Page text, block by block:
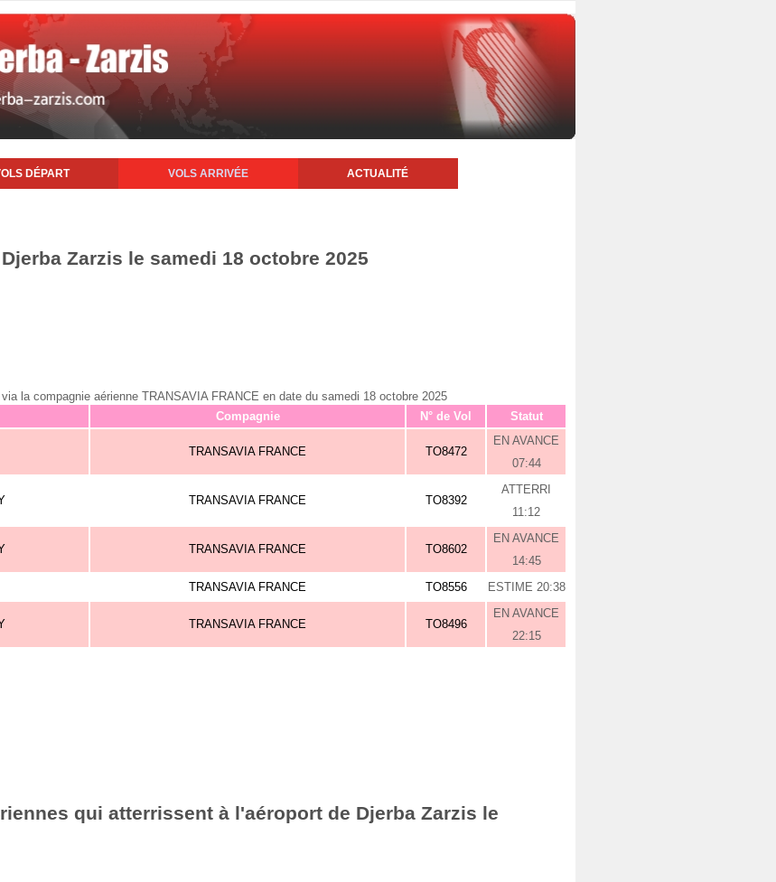
DÉPART VOLS ARRIVÉE ACTUALITÉ
Zarzis le samedi 18 octobre 2025
la compagnie aérienne TRANSAVIA FRANCE en date du samedi 18 octobre 2025
Compagnie N° de Vol Statut
TRANSAVIA FRANCE TO8472
EN AVANCE
07:44
TRANSAVIA FRANCE TO8392
ATTERRI
11:12
TRANSAVIA FRANCE TO8602
EN AVANCE
14:45
TRANSAVIA FRANCE TO8556 ESTIME 20:38
TRANSAVIA FRANCE TO8496
EN AVANCE
22:15
qui atterrissent à l'aéroport de Djerba Zarzis le